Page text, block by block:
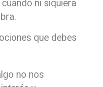
ni siquiera
que debes
no nos